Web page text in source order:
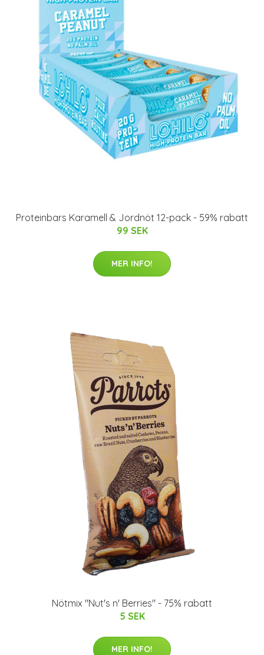
Proteinbars Karamell & Jordnöt 12-pack - 59% rabatt
99 SEK
MER INFO!
Nötmix "Nut's n' Berries" - 75% rabatt
5 SEK
MER INFO!